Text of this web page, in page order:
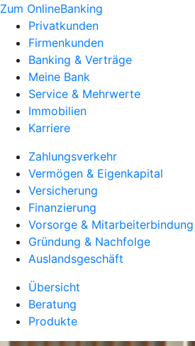
Zum OnlineBanking
Privatkunden
Firmenkunden
Banking & Verträge
Meine Bank
Service & Mehrwerte
Immobilien
Karriere
Zahlungsverkehr
Vermögen & Eigenkapital
Versicherung
Finanzierung
Vorsorge & Mitarbeiterbindung
Gründung & Nachfolge
Auslandsgeschäft
Übersicht
Beratung
Produkte